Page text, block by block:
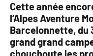
Cette année
l’Alpes Aventure
Barcelonnette, du
grand grand
chouchoute les